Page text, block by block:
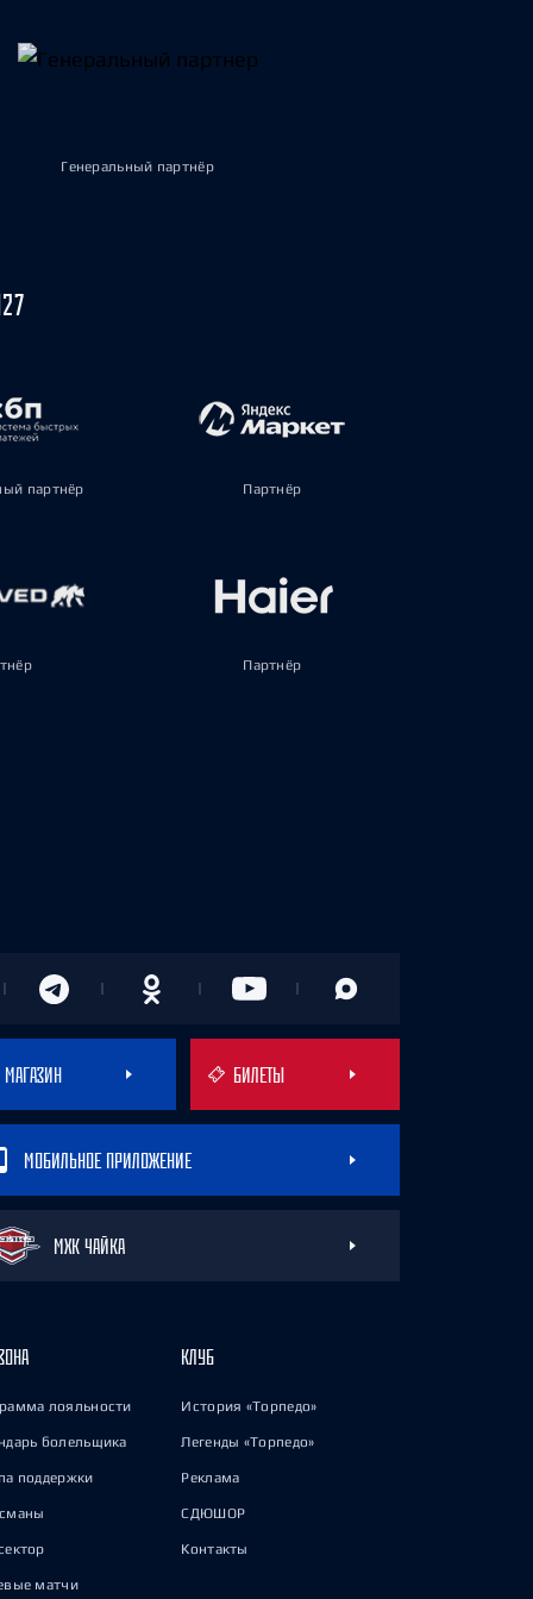
Генеральный партнёр
партнёр Партнёр
Партнёр
МАГАЗИН БИЛЕТЫ
МОБИЛЬНОЕ ПРИЛОЖЕНИЕ
МХК ЧАЙКА
лояльности
болельщика
поддержки
матчи
КЛУБ
История «Торпедо»
Легенды «Торпедо»
Реклама
СДЮШОР
Контакты